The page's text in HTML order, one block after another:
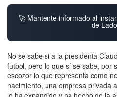
🚀 Mantente informado al
de
No se sabe si a la presidenta
futbol, pero lo que sí se sabe, por
escozor lo que representa como
nacimiento, una empresa privada
lo ha expandido y ha hecho de la